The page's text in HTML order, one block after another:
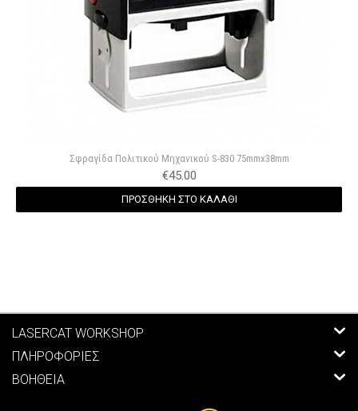
Σφραγίδα Πολιτικού Μηχανικού S-830 75mmx38mm
€45.00
ΠΡΟΣΘΗΚΗ ΣΤΟ ΚΑΛΑΘΙ
LASERCAT WORKSHOP
ΠΛΗΡΟΦΟΡΙΕΣ
ΒΟΗΘΕΙΑ